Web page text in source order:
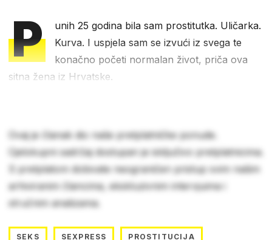
P
unih 25 godina bila sam prostitutka. Uličarka.
Kurva. I uspjela sam se izvući iz svega te
konačno početi normalan život, priča ova
sitna žena iz Hrvatske.
Ovaj je članak dio naše pretplatničke ponude.
Cjelokupni sadržaj dostupan je isključivo pretplatnicima.
S pretplatom dobivate neograničen pristup svim našim
arhiviranim člancima, ekskluzivnim intervjuima i
stručnim analizama.
SEKS SEXPRESS PROSTITUCIJA